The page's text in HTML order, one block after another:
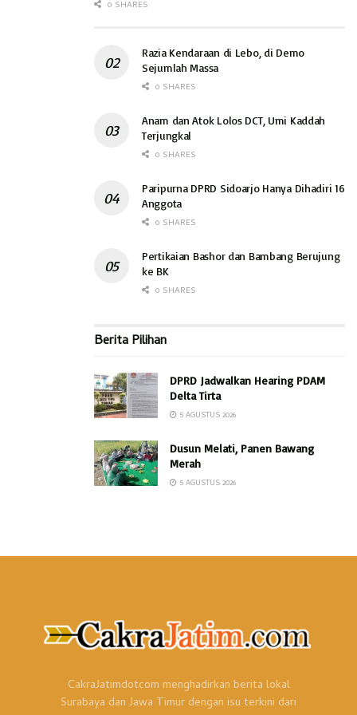
0 SHARES
Razia Kendaraan di Lebo, di Demo
Sejumlah Massa
0 SHARES
Anam dan Atok Lolos DCT, Umi Kaddah
Terjungkal
0 SHARES
Paripurna DPRD Sidoarjo Hanya Dihadiri 16
Anggota
0 SHARES
Pertikaian Bashor dan Bambang Berujung
ke BK
0 SHARES
Berita Pilihan
DPRD Jadwalkan Hearing PDAM
Delta Tirta
5 AGUSTUS 2026
Dusun Melati, Panen Bawang
Merah
5 AGUSTUS 2026
CakraJatimdotcom menghadirkan berita lokal
Surabaya dan Jawa Timur dengan isu terkini dari